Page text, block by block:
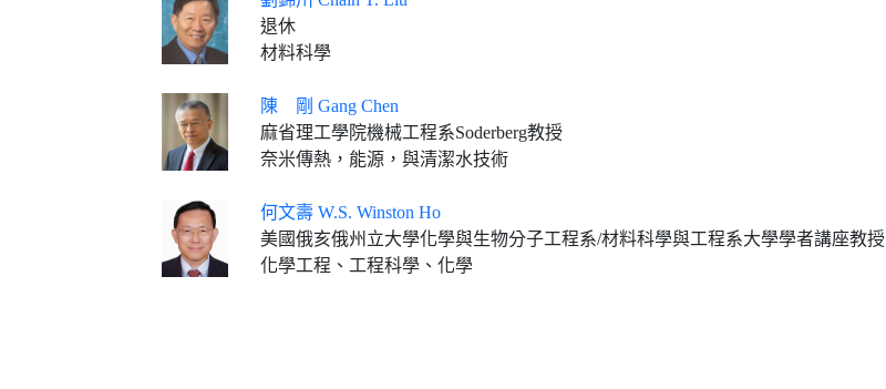
退休
材料科學
陳 剛 Gang Chen
麻省理工學院機械工程系Soderberg教授
奈米傳熱，能源，與清潔水技術
何文壽 W.S. Winston Ho
美國俄亥俄州立大學化學與生物分子工程系/材料科學與工程系大學學者講座教授
化學工程、工程科學、化學